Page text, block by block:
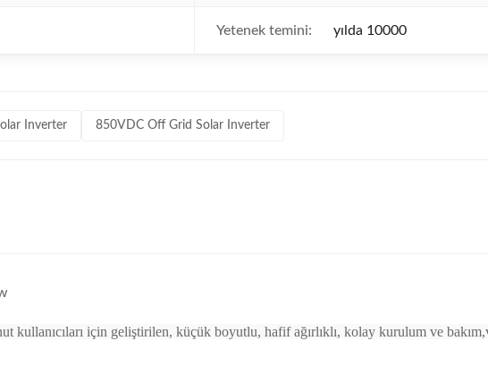
Yetenek temini: yılda 10000
Inverter 850VDC Off Grid Solar Inverter
için geliştirilen, küçük boyutlu, hafif ağırlıklı, kolay kurulum ve